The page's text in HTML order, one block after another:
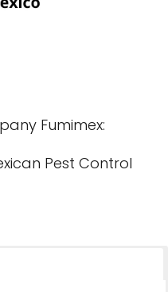
Fumimex:
Pest Control